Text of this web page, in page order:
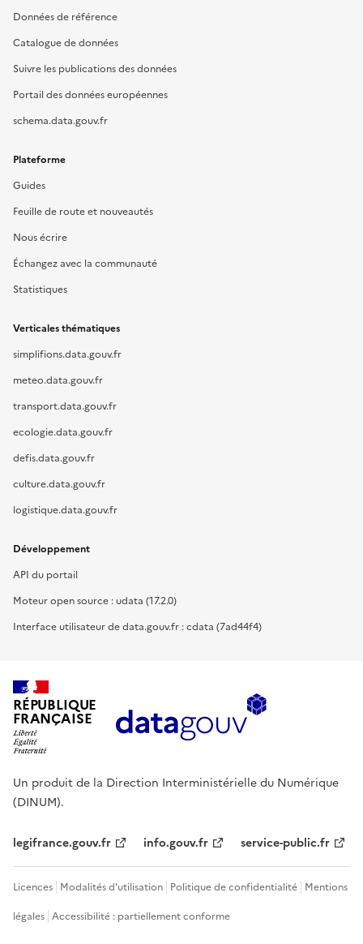
Données de référence
Catalogue de données
Suivre les publications des données
Portail des données européennes
schema.data.gouv.fr
Plateforme
Guides
Feuille de route et nouveautés
Nous écrire
Échangez avec la communauté
Statistiques
Verticales thématiques
simplifions.data.gouv.fr
meteo.data.gouv.fr
transport.data.gouv.fr
ecologie.data.gouv.fr
defis.data.gouv.fr
culture.data.gouv.fr
logistique.data.gouv.fr
Développement
API du portail
Moteur open source : udata (17.2.0)
Interface utilisateur de data.gouv.fr : cdata (7ad44f4)
RÉPUBLIQUE
FRANÇAISE
Un produit de la Direction Interministérielle du Numérique
(DINUM).
legifrance.gouv.fr info.gouv.fr service-public.fr
Licences Modalités d'utilisation Politique de confidentialité Mentions
légales Accessibilité : partiellement conforme